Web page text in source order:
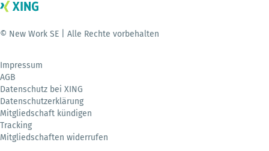
© New Work SE | Alle Rechte vorbehalten
Impressum
AGB
Datenschutz bei XING
Datenschutzerklärung
Mitgliedschaft kündigen
Tracking
Mitgliedschaften widerrufen